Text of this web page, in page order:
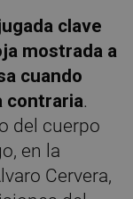
clave
mostrada a
cuando
contraria.
del cuerpo
en la
Cervera,